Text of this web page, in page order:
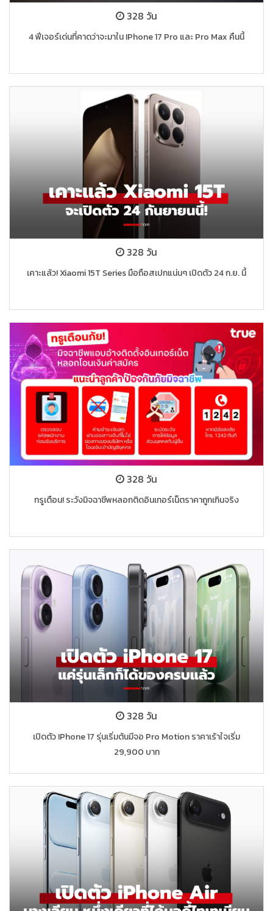
328 วัน
4 ฟีเจอร์เด่นที่คาดว่าจะมาใน IPhone 17 Pro และ Pro Max คืนนี้
328 วัน
เคาะแล้ว! Xiaomi 15T Series มือถือสเปกแน่นๆ เปิดตัว 24 ก.ย. นี้
328 วัน
ทรูเตือน! ระวังมิจฉาชีพหลอกติดอินเทอร์เน็ตราคาถูกเกินจริง
328 วัน
เปิดตัว IPhone 17 รุ่นเริ่มต้นมีจอ Pro Motion ราคาเร้าใจเริ่ม
29,900 บาท